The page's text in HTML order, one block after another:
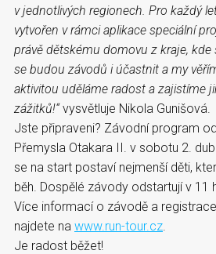
v jednotlivých regionech. Pro každý
vytvořen v rámci aplikace speciální
právě dětskému domovu z kraje, kde
se budou závodů i účastnit a my
aktivitou uděláme radost a zajistíme
zážitků!“vysvětluje Nikola Gunišová.
Jste připraveni? Závodní program
Přemysla Otakara II. v sobotu 2.
se na start postaví nejmenší děti,
běh. Dospělé závody odstartují v 11
Více informací o závodě a
najdete na www.run-tour.cz.
Je radost běžet!